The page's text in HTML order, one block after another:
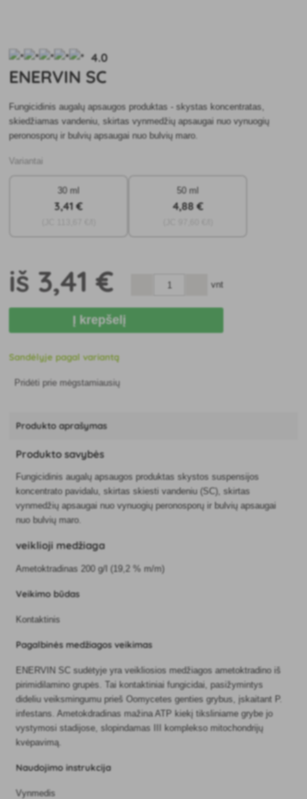
4.0
ENERVIN SC
Fungicidinis augalų apsaugos produktas - skystas koncentratas,
skiedžiamas vandeniu, skirtas vynmedžių apsaugai nuo vynuogių
peronosporų ir bulvių apsaugai nuo bulvių maro.
Variantai
30 ml
3,41 €
50 ml
4,88 €
iš 3,41 € vnt
Į krepšelį
Sandėlyje pagal variantą
Pridėti prie mėgstamiausių
Produkto aprašymas
Produkto savybės
Fungicidinis augalų apsaugos produktas skystos suspensijos
koncentrato pavidalu, skirtas skiesti vandeniu (SC), skirtas
vynmedžių apsaugai nuo vynuogių peronosporų ir bulvių apsaugai
nuo bulvių maro.
veiklioji medžiaga
Ametoktradinas 200 g/l (19,2 % m/m)
Veikimo būdas
Kontaktinis
Pagalbinės medžiagos veikimas
ENERVIN SC sudėtyje yra veikliosios medžiagos ametoktradino iš
pirimidilamino grupės. Tai kontaktiniai fungicidai, pasižymintys
dideliu veiksmingumu prieš Oomycetes genties grybus, įskaitant P.
infestans. Ametokdradinas mažina ATP kiekį tiksliniame grybe jo
vystymosi stadijose, slopindamas III komplekso mitochondrijų
kvėpavimą.
Naudojimo instrukcija
Vynmedis